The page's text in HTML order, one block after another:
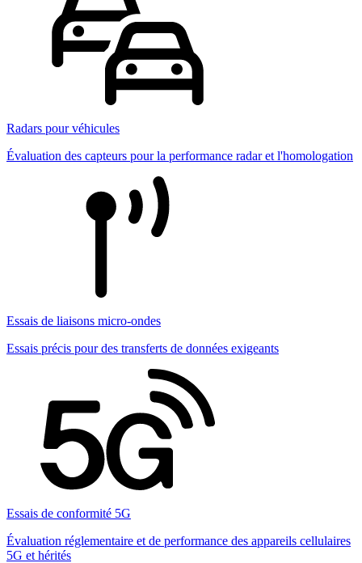
Radars pour véhicules
Évaluation des capteurs pour la performance radar et l'homologation
Essais de liaisons micro-ondes
Essais précis pour des transferts de données exigeants
Essais de conformité 5G
Évaluation réglementaire et de performance des appareils cellulaires
5G et hérités